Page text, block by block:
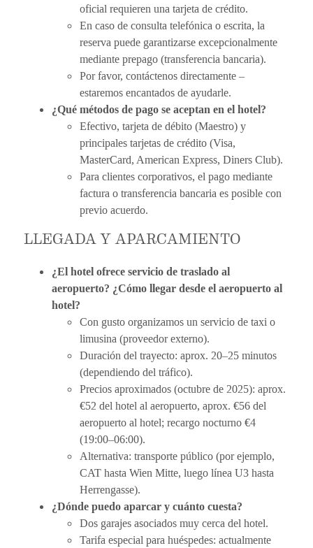
oficial requieren una tarjeta de crédito.
En caso de consulta telefónica o escrita, la
reserva puede garantizarse excepcionalmente
mediante prepago (transferencia bancaria).
Por favor, contáctenos directamente –
estaremos encantados de ayudarle.
¿Qué métodos de pago se aceptan en el hotel?
Efectivo, tarjeta de débito (Maestro) y
principales tarjetas de crédito (Visa,
MasterCard, American Express, Diners Club).
Para clientes corporativos, el pago mediante
factura o transferencia bancaria es posible con
previo acuerdo.
LLEGADA Y APARCAMIENTO
¿El hotel ofrece servicio de traslado al
aeropuerto? ¿Cómo llegar desde el aeropuerto al
hotel?
Con gusto organizamos un servicio de taxi o
limusina (proveedor externo).
Duración del trayecto: aprox. 20–25 minutos
(dependiendo del tráfico).
Precios aproximados (octubre de 2025): aprox.
€52 del hotel al aeropuerto, aprox. €56 del
aeropuerto al hotel; recargo nocturno €4
(19:00–06:00).
Alternativa: transporte público (por ejemplo,
CAT hasta Wien Mitte, luego línea U3 hasta
Herrengasse).
¿Dónde puedo aparcar y cuánto cuesta?
Dos garajes asociados muy cerca del hotel.
Tarifa especial para huéspedes: actualmente